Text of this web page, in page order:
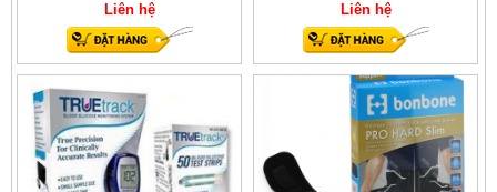
Liên hệ
Liên hệ